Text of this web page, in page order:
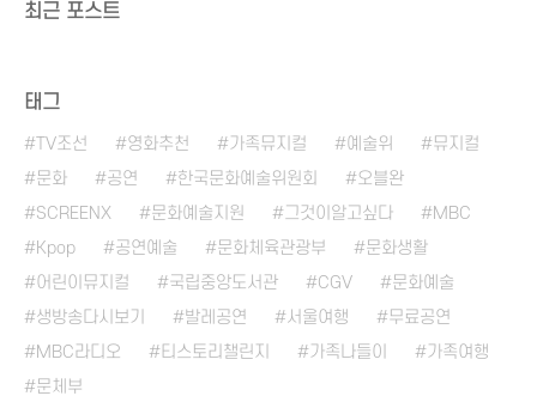
최근 포스트
태그
TV조선 영화추천 가족뮤지컬 예술위
뮤지컬
문화
공연 한국문화예술위원회
오블완
SCREENX
문화예술지원 그것이알고싶다
MBC
Kpop
공연예술 문화체육관광부
문화생활
어린이뮤지컬
국립중앙도서관 CGV
문화예술
생방송다시보기
발레공연 서울여행
무료공연
MBC라디오
티스토리챌린지 가족나들이
가족여행
문체부